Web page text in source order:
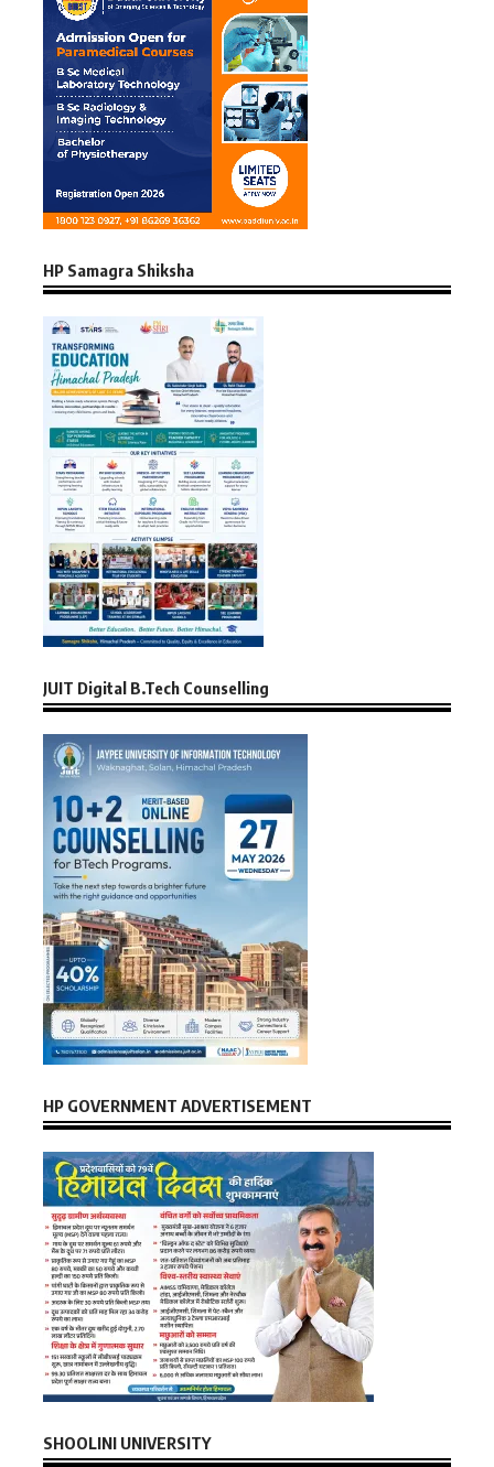
HP Samagra Shiksha
JUIT Digital B.Tech Counselling
HP GOVERNMENT ADVERTISEMENT
SHOOLINI UNIVERSITY